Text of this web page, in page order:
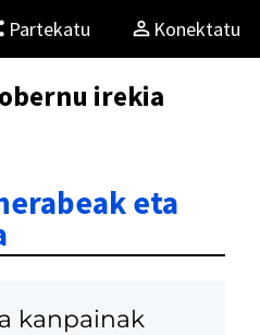
Partekatu Konektatu
irekia
eta
kanpainak